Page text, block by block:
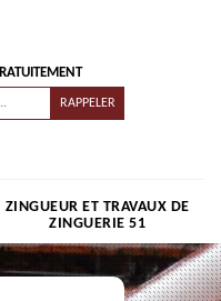
ZINGUEUR ET TRAVAUX DE
ZINGUERIE 51